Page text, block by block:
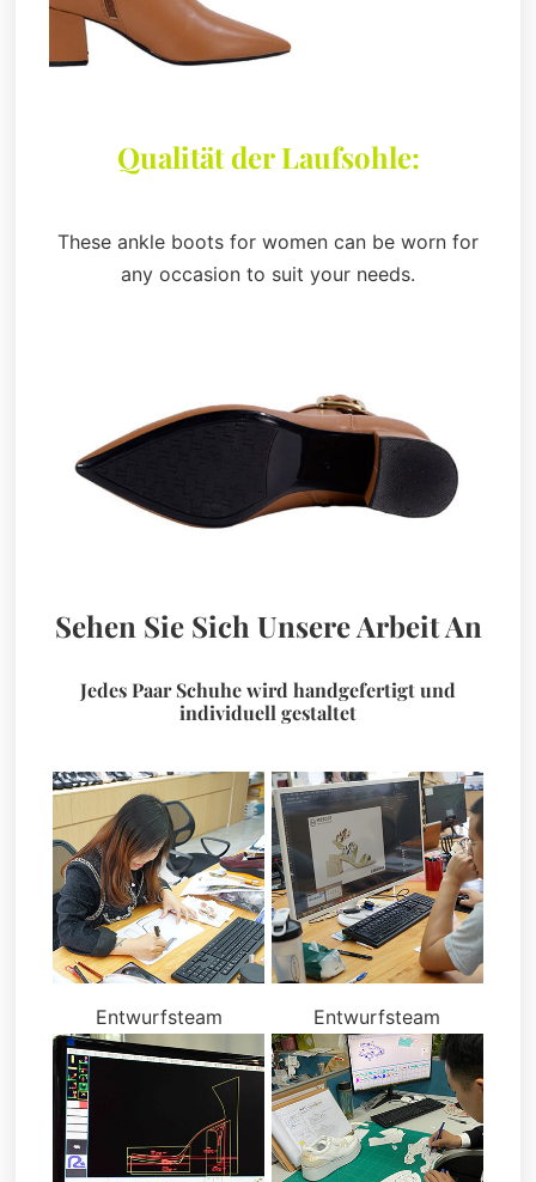
Qualität der Laufsohle:
These ankle boots for women can be worn for
any occasion to suit your needs.
Sehen Sie Sich Unsere Arbeit An
Jedes Paar Schuhe wird handgefertigt und
individuell gestaltet
Entwurfsteam Entwurfsteam